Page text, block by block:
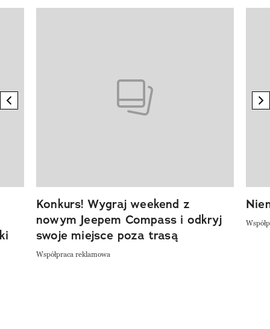
previous element
Konkurs! Wygraj weekend z
nowym Jeepem Compass i odkryj
swoje miejsce poza trasą
Współpraca reklamowa